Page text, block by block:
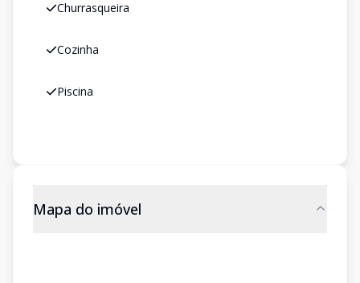
Churrasqueira
Cozinha
Piscina
Mapa do imóvel